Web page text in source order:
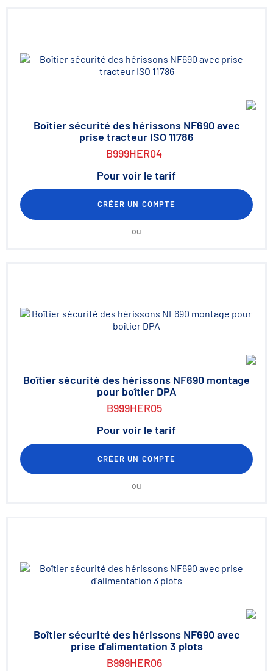
Boîtier sécurité des hérissons NF690 avec
prise tracteur ISO 11786
B999HER04
Pour voir le tarif
CRÉER UN COMPTE
ou
Boîtier sécurité des hérissons NF690 montage
pour boîtier DPA
B999HER05
Pour voir le tarif
CRÉER UN COMPTE
ou
Boîtier sécurité des hérissons NF690 avec
prise d'alimentation 3 plots
B999HER06